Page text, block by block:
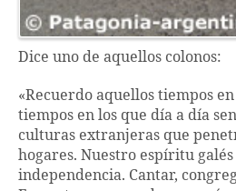
Dice uno de aquellos colonos:
«Recuerdo aquellos tiempos
tiempos en los que día a día
culturas extranjeras que
hogares. Nuestro espíritu
independencia. Cantar,